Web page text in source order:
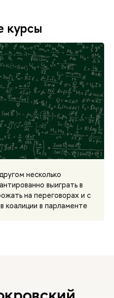
курсы
несколько
выиграть в
на переговорах и с
коалиции в парламенте